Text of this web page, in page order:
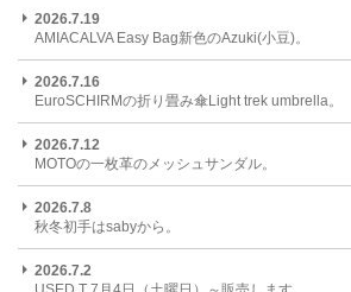
2026.7.19
AMIACALVA Easy Bag新色のAzuki(小豆)。
2026.7.16
EuroSCHIRMの折り畳み傘Light trek umbrella。
2026.7.12
MOTOの一枚革のメッシュサンダル。
2026.7.8
秋冬初手はsabyから。
2026.7.2